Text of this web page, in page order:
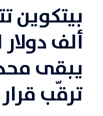
ألف
يبقى
ترقّب